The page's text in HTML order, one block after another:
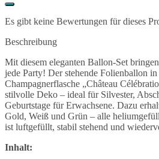
Es gibt keine Bewertungen für dieses
Beschreibung
Mit diesem eleganten Ballon-Set
jede Party! Der stehende Folienballon
Champagnerflasche „Château
stilvolle Deko – ideal für Silvester,
Geburtstage für Erwachsene. Dazu
Gold, Weiß und Grün – alle
ist luftgefüllt, stabil stehend und
Inhalt: